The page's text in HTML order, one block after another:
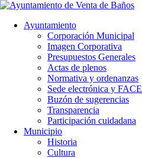
Ayuntamiento
Corporación Municipal
Imagen Corporativa
Presupuestos Generales
Actas de plenos
Normativa y ordenanzas
Sede electrónica y FACE
Buzón de sugerencias
Transparencia
Participación cuidadana
Municipio
Historia
Cultura